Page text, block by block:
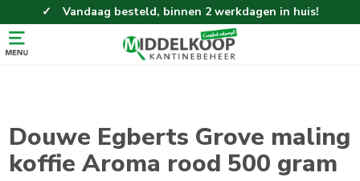
Vandaag besteld, binnen 2 werkdagen in huis!
Eenvoudig en gemakkelijk bestellen!
Gratis thuisbezorgd vanaf 100,-!
Douwe Egberts Grove maling
koffie Aroma rood 500 gram